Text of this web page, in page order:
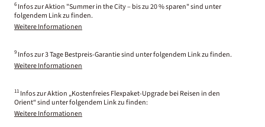
6 Infos zur Aktion "Summer in the City – bis zu 20 % sparen" sind unter
folgendem Link zu finden.
Weitere Informationen
9 Infos zur 3 Tage Bestpreis-Garantie sind unter folgendem Link zu finden.
Weitere Informationen
11 Infos zur Aktion „Kostenfreies Flexpaket-Upgrade bei Reisen in den
Orient“ sind unter folgendem Link zu finden:
Weitere Informationen